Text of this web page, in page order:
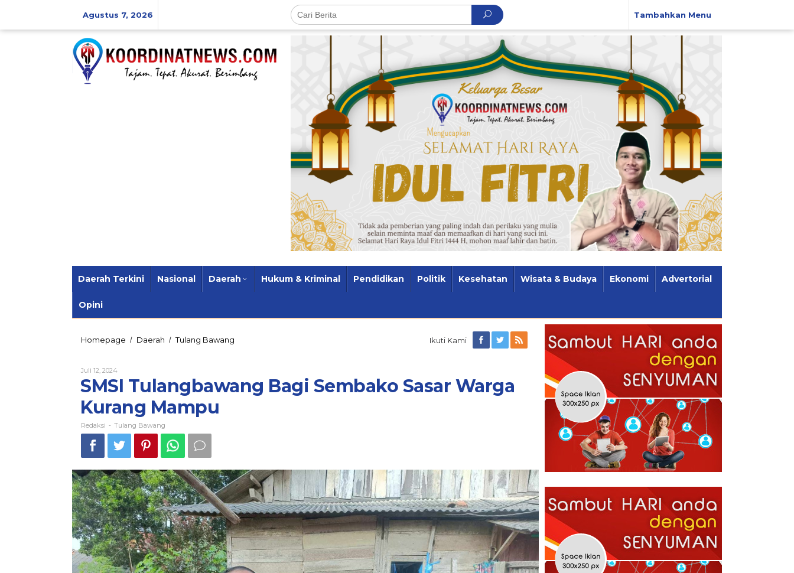
Agustus 7, 2026 Tambahkan Menu
Daerah Terkini Nasional Daerah Hukum & Kriminal Pendidikan Politik Kesehatan Wisata & Budaya Ekonomi Advertorial
Opini
Homepage / Daerah / Tulang Bawang
Sasar
Warga
Ikuti Kami
Juli 12, 2024Oleh
Redaksi
SMSI Tulangbawang Bagi Sembako Sasar Warga
Kurang Mampu
Redaksi - Tulang Bawang